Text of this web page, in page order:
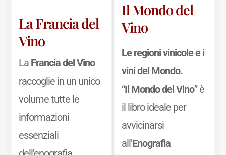
La Francia del
Vino
La Francia del Vino
raccoglie in un unico
volume tutte le
informazioni
essenziali
Il Mondo del
Vino
Le regioni vinicole e i
vini del Mondo.
“Il Mondo del Vino” è
il libro ideale per
avvicinarsi
all’Enografia